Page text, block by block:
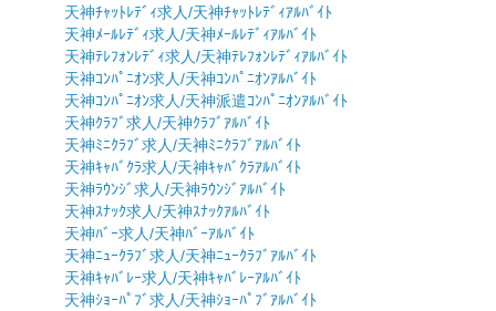
天神ﾁｬｯﾄﾚﾃﾞｨ求人/天神ﾁｬｯﾄﾚﾃﾞｨｱﾙﾊﾞｲﾄ
天神ﾒｰﾙﾚﾃﾞｨ求人/天神ﾒｰﾙﾚﾃﾞｨｱﾙﾊﾞｲﾄ
天神ﾃﾚﾌｫﾝﾚﾃﾞｨ求人/天神ﾃﾚﾌｫﾝﾚﾃﾞｨｱﾙﾊﾞｲﾄ
天神ｺﾝﾊﾟﾆｵﾝ求人/天神ｺﾝﾊﾟﾆｵﾝｱﾙﾊﾞｲﾄ
天神ｺﾝﾊﾟﾆｵﾝ求人/天神派遣ｺﾝﾊﾟﾆｵﾝｱﾙﾊﾞｲﾄ
天神ｸﾗﾌﾞ求人/天神ｸﾗﾌﾞｱﾙﾊﾞｲﾄ
天神ﾐﾆｸﾗﾌﾞ求人/天神ﾐﾆｸﾗﾌﾞｱﾙﾊﾞｲﾄ
天神ｷｬﾊﾞｸﾗ求人/天神ｷｬﾊﾞｸﾗｱﾙﾊﾞｲﾄ
天神ﾗｳﾝｼﾞ求人/天神ﾗｳﾝｼﾞｱﾙﾊﾞｲﾄ
天神ｽﾅｯｸ求人/天神ｽﾅｯｸｱﾙﾊﾞｲﾄ
天神ﾊﾞｰ求人/天神ﾊﾞｰｱﾙﾊﾞｲﾄ
天神ﾆｭｰｸﾗﾌﾞ求人/天神ﾆｭｰｸﾗﾌﾞｱﾙﾊﾞｲﾄ
天神ｷｬﾊﾞﾚｰ求人/天神ｷｬﾊﾞﾚｰｱﾙﾊﾞｲﾄ
天神ｼｮｰﾊﾟﾌﾞ求人/天神ｼｮｰﾊﾟﾌﾞｱﾙﾊﾞｲﾄ